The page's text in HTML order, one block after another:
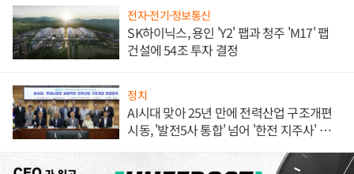
전자·전기·정보통신
SK하이닉스, 용인 'Y2' 팹과 청주 'M17' 팹
건설에 54조 투자 결정
정치
AI시대 맞아 25년 만에 전력산업 구조개편
시동, '발전5사 통합' 넘어 '한전 지주사' 재편